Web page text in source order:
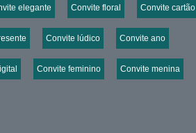
elegante Convite floral Convite cartão
Convite lúdico Convite ano
Convite feminino Convite menina